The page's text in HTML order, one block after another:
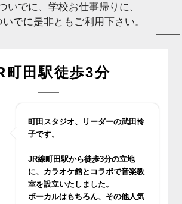
いでに、学校お仕事帰りに、
でに是非ともご利用下さい。
町田駅徒歩3分
町田スタジオ、リーダーの武田怜
子です。
JR線町田駅から徒歩3分の立地
に、カラオケ館とコラボで音楽教
室を設立いたしました。
ボーカルはもちろん、その他人気